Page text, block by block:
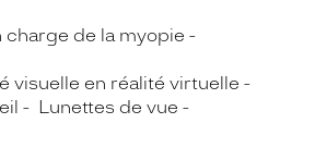
de la myopie
visuelle en réalité virtuelle
Lunettes de vue